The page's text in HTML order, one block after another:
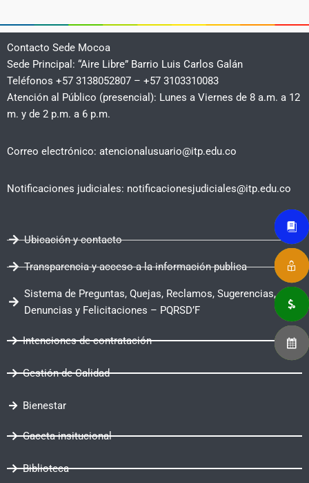
Contacto Sede Mocoa
Sede Principal: “Aire Libre” Barrio Luis Carlos Galán
Teléfonos +57 3138052807 – +57 3103310083
Atención al Público (presencial): Lunes a Viernes de 8 a.m. a 12
m. y de 2 p.m. a 6 p.m.
Correo electrónico: atencionalusuario@itp.edu.co
Notificaciones judiciales: notificacionesjudiciales@itp.edu.co
Ubicación y contacto
Transparencia y acceso a la información publica
Sistema de Preguntas, Quejas, Reclamos, Sugerencias,
Denuncias y Felicitaciones – PQRSD’F
Intenciones de contratación
Gestión de Calidad
Bienestar
Gaceta insitucional
Biblioteca